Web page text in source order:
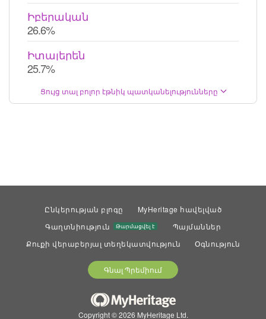
Իբերական
26.6%
Իտալերեն
25.7%
Ցույց տալ բոլոր էթնիկ պատկանելությունները
Ընկերության բլոգը
MyHeritage հավելված
Գաղտնիություն
Թարմացվել է
Պայմաններ
Քուքի վերաբերյալ տեղեկատվություն
Օգնություն
Գնալ Պրեմիում
Copyright © 2026 MyHeritage Ltd.